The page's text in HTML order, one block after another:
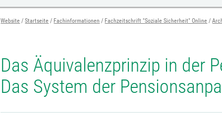
Website Startseite Fachinformationen Fachzeitschrift "Soziale Sicherheit" Online
Das Äquivalenzprinzip in der
Das System der